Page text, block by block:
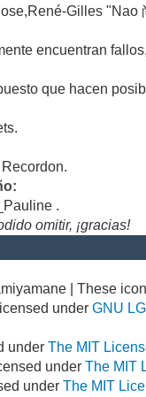
Gilles
encuentran
que hacen
.
omitir, ¡gracias!
| These
underGNU
underThe MIT
underThe MIT
underThe MIT